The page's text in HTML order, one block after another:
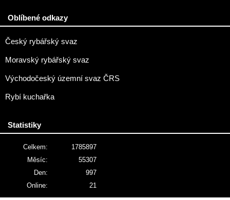
Oblíbené odkazy
Český rybářský svaz
Moravský rybářský svaz
Východočeský územní svaz ČRS
Rybí kuchařka
Statistiky
Online: 21
Celkem:
1785897
Měsíc:
55307
Den:
997